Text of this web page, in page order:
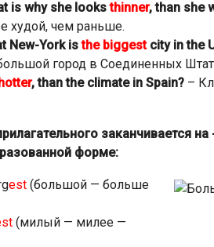
is why she looksthinner, than she
худой, чем раньше.
New-York isthe biggestcity in the
город в Соединенных
, than the climate in Spain? –
заканчивается
форме:
est (большой — больше
(милый — милее —